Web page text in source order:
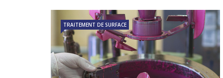
TRAITEMENT DE SURFACE